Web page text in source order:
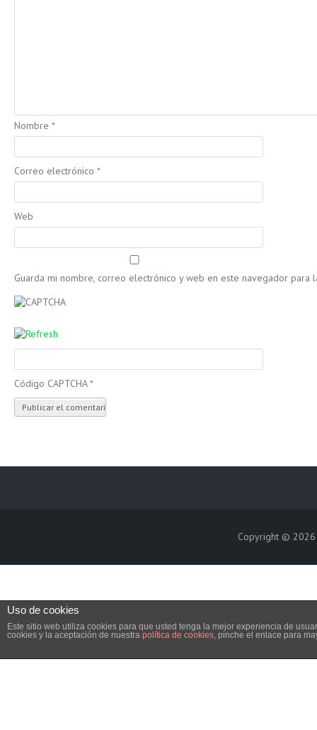
Nombre *
Correo electrónico *
Web
Guarda mi nombre, correo electrónico y web en este navegador para
Código CAPTCHA*
Copyright ©
Uso de cookies
Este sitio web utiliza cookies para que usted tenga la mejor experiencia de
cookies y la aceptación de nuestra política de cookies, pinche el enlace para